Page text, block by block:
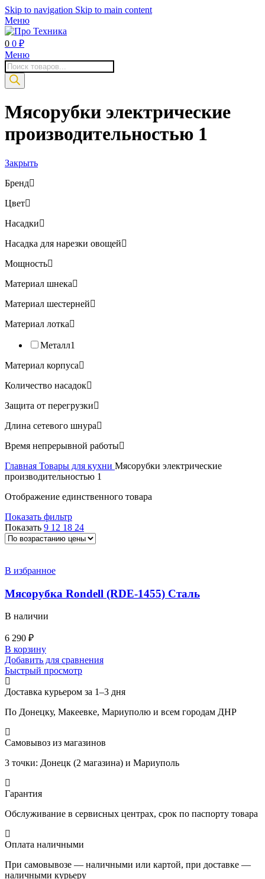
Skip to navigation Skip to main content
Меню
0 0 ₽
Меню
Поиск
товаров
Мясорубки электрические
производительностью 1
Закрыть
Бренд
Цвет
Насадки
Насадка для нарезки овощей
Мощность
Материал шнека
Материал шестерней
Материал лотка
Металл1
Материал корпуса
Количество насадок
Защита от перегрузки
Длина сетевого шнура
Время непрерывной работы
Главная Товары для кухни Мясорубки электрические
производительностью 1
Отображение единственного товара
Показать фильтр
Показать 9 12 18 24
В избранное
Мясорубка Rondell (RDE-1455) Сталь
В наличии
6 290 ₽
В корзину
Добавить для сравнения
Быстрый просмотр
Доставка курьером за 1–3 дня
По Донецку, Макеевке, Мариуполю и всем городам ДНР
Самовывоз из магазинов
3 точки: Донецк (2 магазина) и Мариуполь
Гарантия
Обслуживание в сервисных центрах, срок по паспорту товара
Оплата наличными
При самовывозе — наличными или картой, при доставке —
наличными курьеру